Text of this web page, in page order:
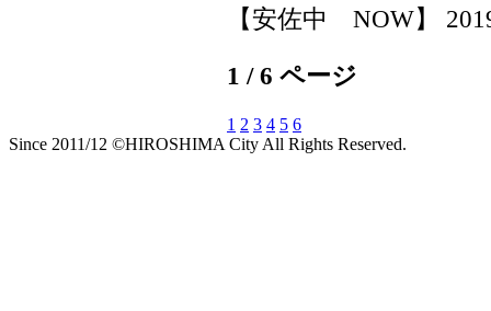
【安佐中 NOW】
1 / 6 ページ
1 2 3 4 5 6
Since 2011/12 ©HIROSHIMA City All Rights Reserved.